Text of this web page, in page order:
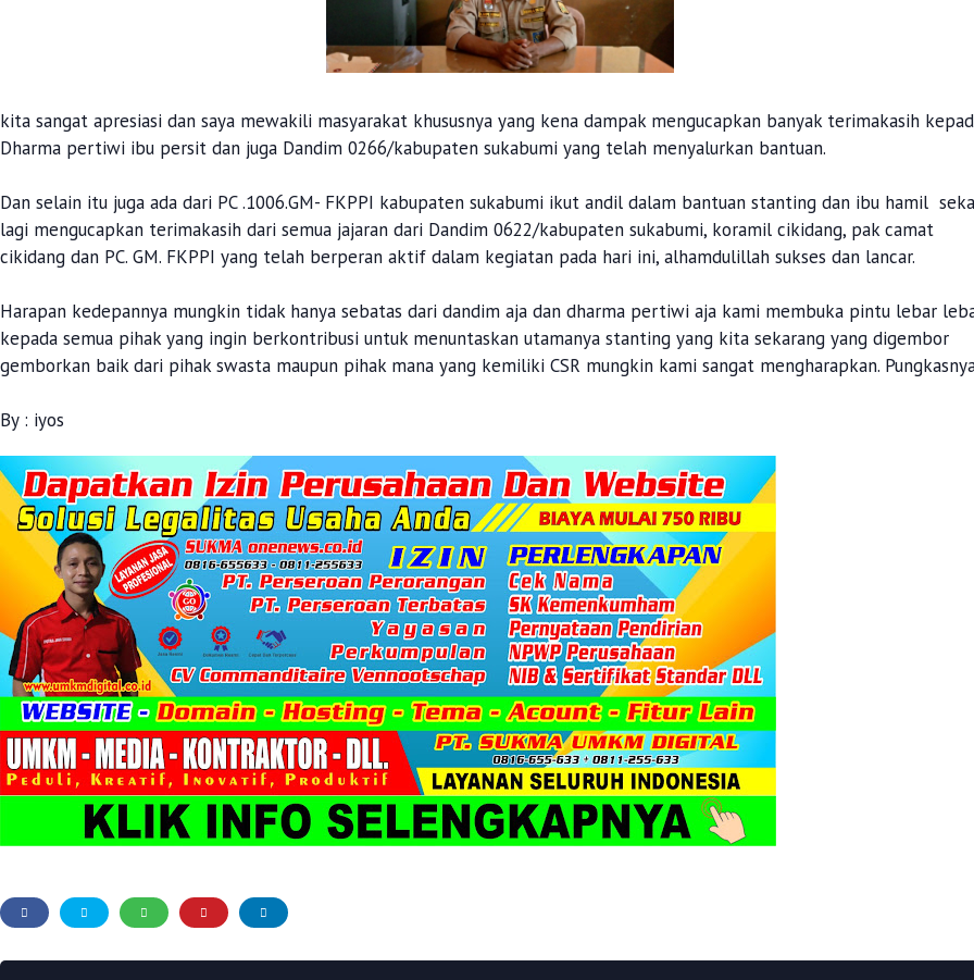
kita sangat apresiasi dan saya mewakili masyarakat khususnya yang kena dampak mengucapkan banyak terimakasih
Dharma pertiwi ibu persit dan juga Dandim 0266/kabupaten sukabumi yang telah menyalurkan bantuan.
Dan selain itu juga ada dari PC .1006.GM- FKPPI kabupaten sukabumi ikut andil dalam bantuan stanting dan ibu hamil
lagi mengucapkan terimakasih dari semua jajaran dari Dandim 0622/kabupaten sukabumi, koramil cikidang, pak camat
cikidang dan PC. GM. FKPPI yang telah berperan aktif dalam kegiatan pada hari ini, alhamdulillah sukses dan lancar.
Harapan kedepannya mungkin tidak hanya sebatas dari dandim aja dan dharma pertiwi aja kami membuka pintu lebar
kepada semua pihak yang ingin berkontribusi untuk menuntaskan utamanya stanting yang kita sekarang yang digembor
gemborkan baik dari pihak swasta maupun pihak mana yang kemiliki CSR mungkin kami sangat mengharapkan.
By : iyos